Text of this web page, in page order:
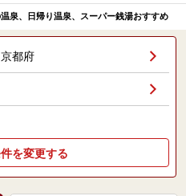
泉、日帰り温泉、スーパー銭湯おすすめ
都府
を変更する